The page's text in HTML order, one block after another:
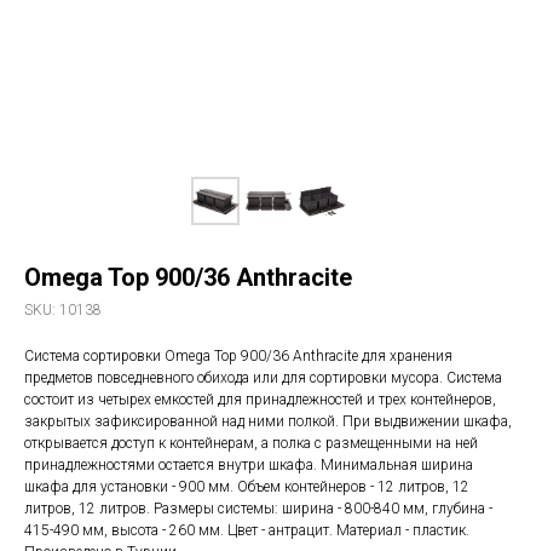
Omega Top 900/36 Anthracite
SKU: 10138
Система сортировки Omega Top 900/36 Anthracite для хранения
предметов повседневного обихода или для сортировки мусора. Система
состоит из четырех емкостей для принадлежностей и трех контейнеров,
закрытых зафиксированной над ними полкой. При выдвижении шкафа,
открывается доступ к контейнерам, а полка с размещенными на ней
принадлежностями остается внутри шкафа. Минимальная ширина
шкафа для установки - 900 мм. Объем контейнеров - 12 литров, 12
литров, 12 литров. Размеры системы: ширина - 800-840 мм, глубина -
415-490 мм, высота - 260 мм. Цвет - антрацит. Материал - пластик.